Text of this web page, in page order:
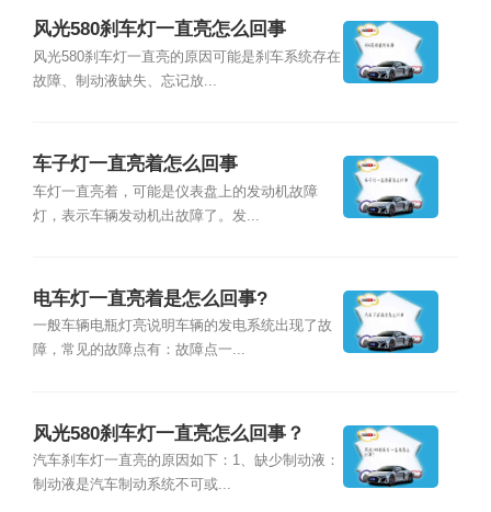
风光580刹车灯一直亮怎么回事
风光580刹车灯一直亮的原因可能是刹车系统存在
故障、制动液缺失、忘记放...
车子灯一直亮着怎么回事
车灯一直亮着，可能是仪表盘上的发动机故障
灯，表示车辆发动机出故障了。发...
电车灯一直亮着是怎么回事?
一般车辆电瓶灯亮说明车辆的发电系统出现了故
障，常见的故障点有：故障点一...
风光580刹车灯一直亮怎么回事？
汽车刹车灯一直亮的原因如下：1、缺少制动液：
制动液是汽车制动系统不可或...